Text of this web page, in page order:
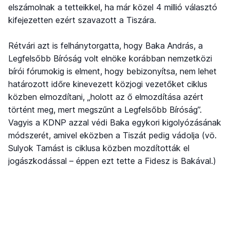
elszámolnak a tetteikkel, ha már közel 4 millió választó
kifejezetten ezért szavazott a Tiszára.
Rétvári azt is felhánytorgatta, hogy Baka András, a
Legfelsőbb Bíróság volt elnöke korábban nemzetközi
bírói fórumokig is elment, hogy bebizonyítsa, nem lehet
határozott időre kinevezett közjogi vezetőket ciklus
közben elmozdítani, „holott az ő elmozdítása azért
történt meg, mert megszűnt a Legfelsőbb Bíróság”.
Vagyis a KDNP azzal védi Baka egykori kigolyózásának
módszerét, amivel eközben a Tiszát pedig vádolja (vö.
Sulyok Tamást is ciklusa közben mozdították el
jogászkodással – éppen ezt tette a Fidesz is Bakával.)